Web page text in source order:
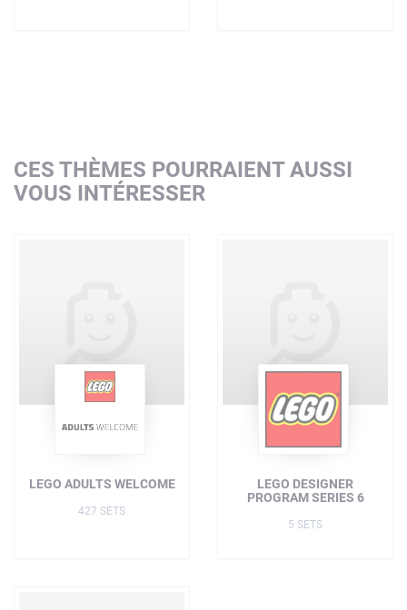
CES THÈMES POURRAIENT AUSSI
VOUS INTÉRESSER
LEGO ADULTS WELCOME
427 SETS
LEGO DESIGNER
PROGRAM SERIES 6
5 SETS